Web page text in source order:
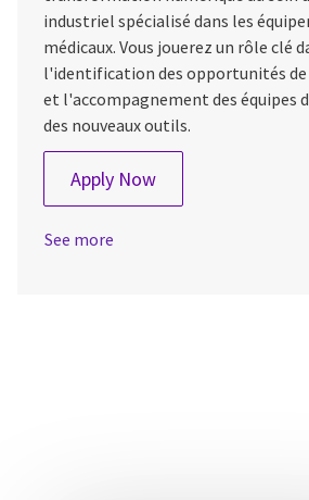
industriel spécialisé dans les
médicaux. Vous jouerez un rôle clé
l'identification des opportunités
et l'accompagnement des équipes
des nouveaux outils.
Apply NowIngénieur(e)
See more